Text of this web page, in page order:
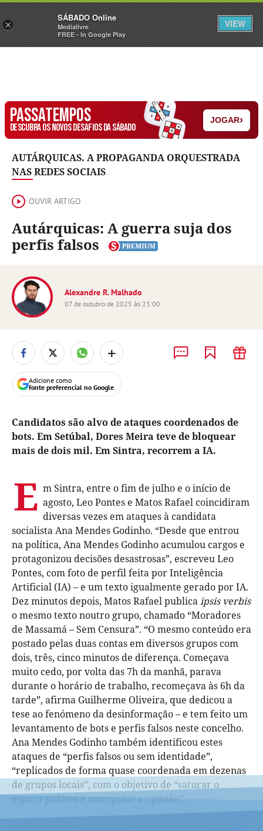
Sábado Assine Iniciar Sessão
PASSATEMPOS
DESCUBRA OS NOVOS DESAFIOS DA SÁBADO
JOGAR›
AUTÁRQUICAS. A PROPAGANDA ORQUESTRADA
NAS REDES SOCIAIS
OUVIR ARTIGO
Autárquicas: A guerra suja dos
perfis falsos
Alexandre R. Malhado
07 de outubro de 2025 às 23:00
+
Adicione como
fonte preferencial no Google
Candidatos são alvo de ataques coordenados de
bots. Em Setúbal, Dores Meira teve de bloquear
mais de dois mil. Em Sintra, recorrem a IA.
E m Sintra, entre o fim de julho e o início de
agosto, Leo Pontes e Matos Rafael coincidiram
diversas vezes em ataques à candidata
socialista Ana Mendes Godinho. “Desde que entrou
na política, Ana Mendes Godinho acumulou cargos e
protagonizou decisões desastrosas”, escreveu Leo
Pontes, com foto de perfil feita por Inteligência
Artificial (IA) – e um texto igualmente gerado por IA.
Dez minutos depois, Matos Rafael publicaipsis verbis
o mesmo texto noutro grupo, chamado “Moradores
de Massamá – Sem Censura”. “O mesmo conteúdo era
postado pelas duas contas em diversos grupos com
dois, três, cinco minutos de diferença. Começava
muito cedo, por volta das 7h da manhã, parava
durante o horário de trabalho, recomeçava às 6h da
tarde”, afirma Guilherme Oliveira, que dedicou a
tese ao fenómeno da desinformação – e tem feito um
levantamento de bots e perfis falsos neste concelho.
Ana Mendes Godinho também identificou estes
ataques de “perfis falsos ou sem identidade”,
“replicados de forma quase coordenada em dezenas
de grupos locais”, com o objetivo de “saturar o
espaço público e manipular a opinião”.
×
SÁBADO Online
Medialivre
FREE - In Google Play
VIEW